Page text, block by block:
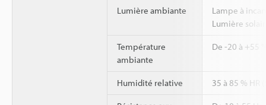
Lumière ambiante
Lampe à
Lumière
Température
ambiante
De -20 à +55
Humidité relative 35 à 85 % HR